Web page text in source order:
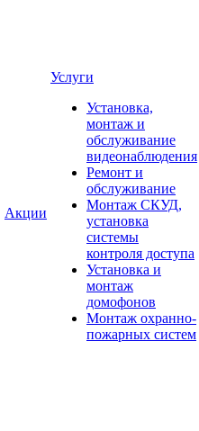
Акции
Услуги
Установка,
монтаж и
обслуживание
видеонаблюдения
Ремонт и
обслуживание
Монтаж СКУД,
установка
системы
контроля доступа
Установка и
монтаж
домофонов
Монтаж охранно-
пожарных систем